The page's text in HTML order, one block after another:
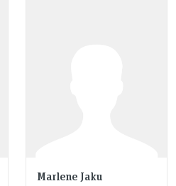
Marlene Jaku